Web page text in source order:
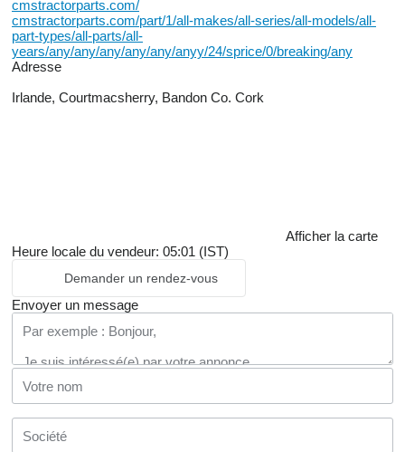
cmstractorparts.com/
cmstractorparts.com/part/1/all-makes/all-series/all-models/all-
part-types/all-parts/all-
years/any/any/any/any/any/anyy/24/sprice/0/breaking/any
Adresse
Irlande, Courtmacsherry, Bandon Co. Cork
Afficher la carte
Heure locale du vendeur: 05:01 (IST)
Demander un rendez-vous
Envoyer un message